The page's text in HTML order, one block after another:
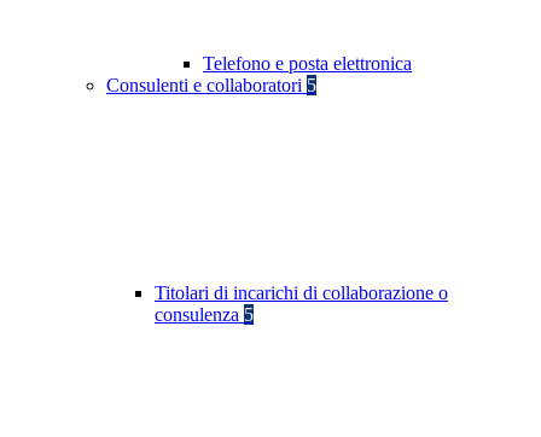
Telefono e posta elettronica
Consulenti e collaboratori 5
Titolari di incarichi di collaborazione o
consulenza 5